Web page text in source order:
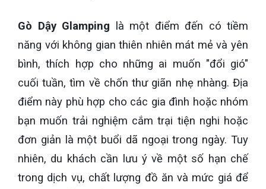
Gò Dậy Glamping là một điểm đến có tiềm
năng với không gian thiên nhiên mát mẻ và yên
bình, thích hợp cho những ai muốn "đổi gió"
cuối tuần, tìm về chốn thư giãn nhẹ nhàng. Địa
điểm này phù hợp cho các gia đình hoặc nhóm
bạn muốn trải nghiệm cắm trại tiện nghi hoặc
đơn giản là một buổi dã ngoại trong ngày. Tuy
nhiên, du khách cần lưu ý về một số hạn chế
trong dịch vụ, chất lượng đồ ăn và mức giá để